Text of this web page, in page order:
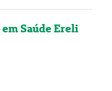
Saúde Ereli